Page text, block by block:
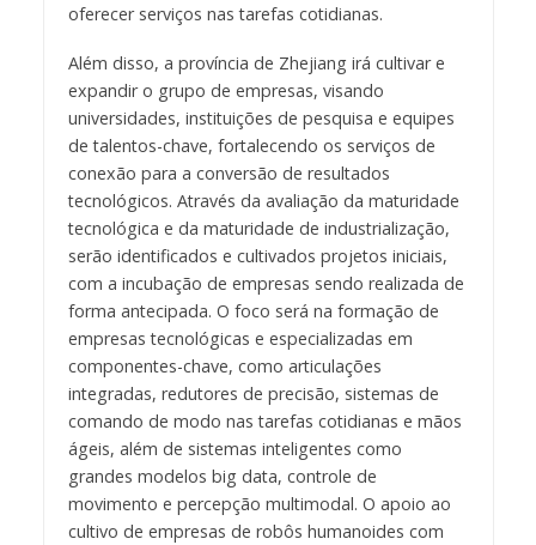
oferecer serviços nas tarefas cotidianas.
Além disso, a província de Zhejiang irá cultivar e
expandir o grupo de empresas, visando
universidades, instituições de pesquisa e equipes
de talentos-chave, fortalecendo os serviços de
conexão para a conversão de resultados
tecnológicos. Através da avaliação da maturidade
tecnológica e da maturidade de industrialização,
serão identificados e cultivados projetos iniciais,
com a incubação de empresas sendo realizada de
forma antecipada. O foco será na formação de
empresas tecnológicas e especializadas em
componentes-chave, como articulações
integradas, redutores de precisão, sistemas de
comando de modo nas tarefas cotidianas e mãos
ágeis, além de sistemas inteligentes como
grandes modelos big data, controle de
movimento e percepção multimodal. O apoio ao
cultivo de empresas de robôs humanoides com